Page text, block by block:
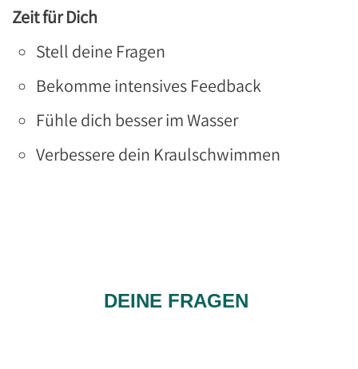
Zeit für Dich
Stell deine Fragen
Bekomme intensives Feedback
Fühle dich besser im Wasser
Verbessere dein Kraulschwimmen
DEINE FRAGEN